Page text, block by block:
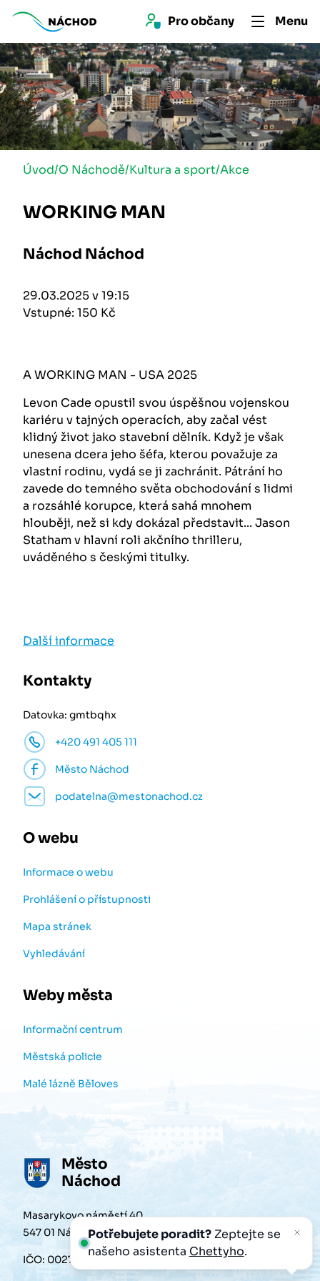
Pro občany Menu
Úvod/O Náchodě/Kultura a sport/Akce
WORKING MAN
Náchod Náchod
29.03.2025 v 19:15
Vstupné: 150 Kč
A WORKING MAN - USA 2025
Levon Cade opustil svou úspěšnou vojenskou
kariéru v tajných operacích, aby začal vést
klidný život jako stavební dělník. Když je však
unesena dcera jeho šéfa, kterou považuje za
vlastní rodinu, vydá se ji zachránit. Pátrání ho
zavede do temného světa obchodování s lidmi
a rozsáhlé korupce, která sahá mnohem
hlouběji, než si kdy dokázal představit... Jason
Statham v hlavní roli akčního thrilleru,
uváděného s českými titulky.
Další informace
Kontakty
Datovka: gmtbqhx
+420 491 405 111
Město Náchod
podatelna@mestonachod.cz
O webu
Informace o webu
Prohlášení o přístupnosti
Mapa stránek
Vyhledávání
Weby města
Informační centrum
Městská policie
Malé lázně Běloves
Město
Náchod
Masarykovo náměstí 40
547 01 Náchod
IČO: 00272868
Potřebujete poradit?Zeptejte se
našeho asistenta Chettyho.